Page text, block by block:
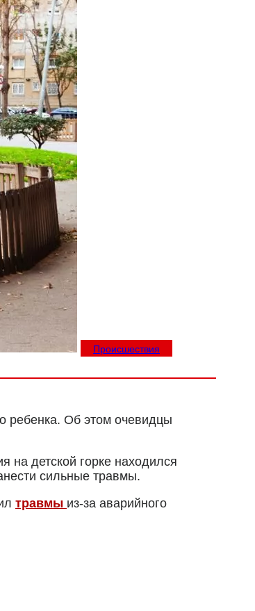
Происшествия
ребенка. Об этом очевидцы
детской горке находился
сильные травмы.
травмы из-за аварийного